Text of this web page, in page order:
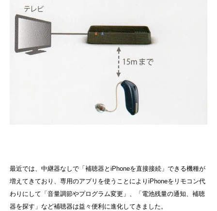
最近では、中継器なしで「補聴器とiPhoneを直接接続」できる機種が
増えてきており、専用のアプリを使うことによりiPhoneをリモコン代
わりにして「音量調節やプログラム変更」、「電池残量の通知、補聴
器を探す」など補聴器は益々便利に進化してきました。